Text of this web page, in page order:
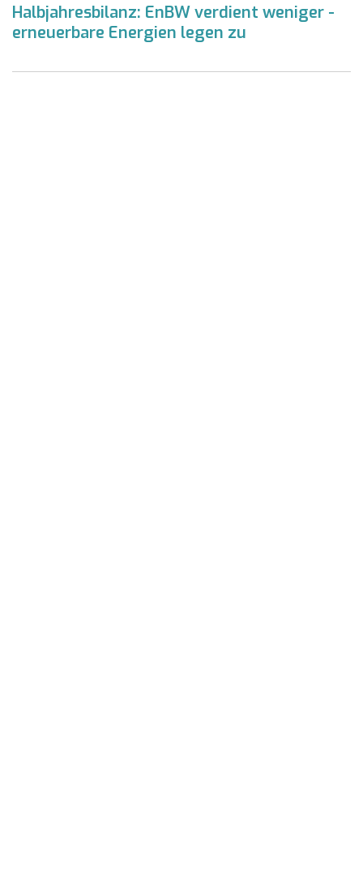
Halbjahresbilanz: EnBW verdient weniger -
erneuerbare Energien legen zu